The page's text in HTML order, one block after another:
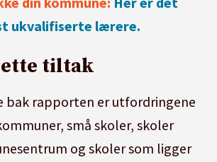
ukvalifiserte lærere.
tiltak
bak rapporten er utfordringene
små skoler, skoler
og skoler som ligger